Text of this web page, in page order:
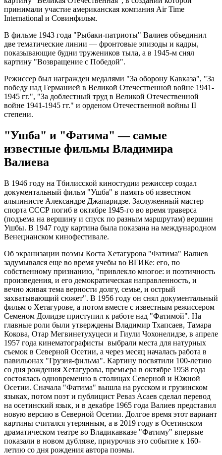
принимали участие американская компания Air Time
International и Совинфильм.
В фильме 1943 года "Рыбаки-патриоты" Валиев объединил
две тематические линии — фронтовые эпизоды и кадры,
показывающие будни тружеников тыла, а в 1945-м снял
картину "Возвращение с Победой".
Режиссер был награжден медалями "За оборону Кавказа", "За
победу над Германией в Великой Отечественной войне 1941-
1945 гг.", "За доблестный труд в Великой Отечественной
войне 1941-1945 гг." и орденом Отечественной войны II
степени.
"Ушба" и "Фатима" — самые
известные фильмы Владимира
Валиева
В 1946 году на Тбилисской киностудии режиссер создал
документальный фильм "Ушба" в память об известном
альпинисте Александре Джапаридзе. Заслуженный мастер
спорта СССР погиб в октябре 1945-го во время траверса
(подъема на вершину и спуск по разным маршрутам) вершин
Ушбы. В 1947 году картина была показана на международном
Венецианском кинофестивале.
Об экранизации поэмы Коста Хетагурова "Фатима" Валиев
задумывался еще во время учебы во ВГИКе: его, по
собственному признанию, "привлекло многое: и поэтичность
произведения, и его демократическая направленность, и
вечно живая тема верности долгу, семье, и острый
захватывающий сюжет". В 1956 году он снял документальный
фильм о Хетагурове, а потом вместе с известным режиссером
Семеном Долидзе приступил к работе над "Фатимой". На
главные роли были утверждены Владимир Тхапсаев, Тамара
Кокова, Отар Мегвинетухуцеси и Гиули Чохонелидзе, в апреле
1957 года кинематографисты выбрали места для натурных
съемок в Северной Осетии, а через месяц началась работа в
павильонах "Грузия-фильма". Картину посвятили 100-летию
со дня рождения Хетагурова, премьера в октябре 1958 года
состоялась одновременно в столицах Северной и Южной
Осетии. Сначала "Фатима" вышла на русском и грузинском
языках, потом поэт и публицист Реваз Асаев сделал перевод
на осетинский язык, и в декабре 1965 года Валиев представил
новую версию в Северной Осетии. Долгое время этот вариант
картины считался утерянным, а в 2019 году в Осетинском
драматическом театре во Владикавказе "Фатиму" впервые
показали в новом дубляже, приурочив это событие к 160-
летию со дня рождения автора поэмы.